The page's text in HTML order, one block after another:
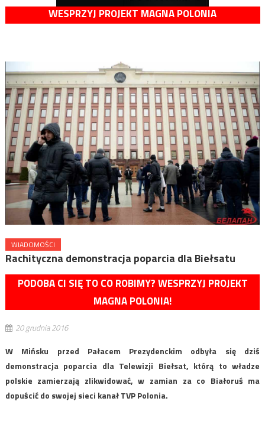
WESPRZYJ PROJEKT MAGNA POLONIA
WIADOMOŚCI
Rachityczna demonstracja poparcia dla Biełsatu
PODOBA CI SIĘ TO CO ROBIMY? WESPRZYJ PROJEKT
MAGNA POLONIA!
20 grudnia 2016
W Mińsku przed Pałacem Prezydenckim odbyła się dziś
demonstracja poparcia dla Telewizji Biełsat, którą to władze
polskie zamierzają zlikwidować, w zamian za co Białoruś ma
dopuścić do swojej sieci kanał TVP Polonia.